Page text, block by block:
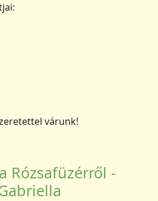
várunk!
Rózsafüzérről -